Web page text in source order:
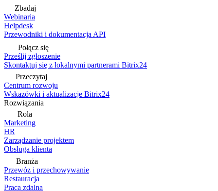
Zbadaj
Webinaria
Helpdesk
Przewodniki i dokumentacja API
Połącz się
Prześlij zgłoszenie
Skontaktuj się z lokalnymi partnerami Bitrix24
Przeczytaj
Centrum rozwoju
Wskazówki i aktualizacje Bitrix24
Rozwiązania
Rola
Marketing
HR
Zarządzanie projektem
Obsługa klienta
Branża
Przewóz i przechowywanie
Restauracja
Praca zdalna